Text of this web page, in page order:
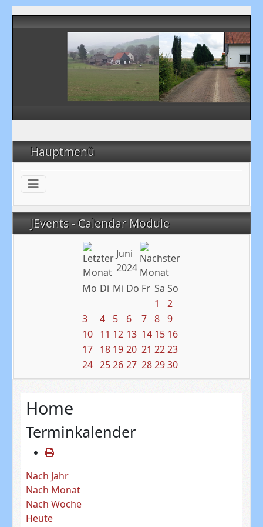
Hauptmenü
JEvents - Calendar Module
Juni
2024
Mo Di Mi Do Fr Sa So
1
2
3
4 5 6 7 8 9
10 11 12 13 14 15 16
17 18 19 20 21 2223
24 2526 27 282930
Home
Terminkalender
Nach Jahr
Nach Monat
Nach Woche
Heute